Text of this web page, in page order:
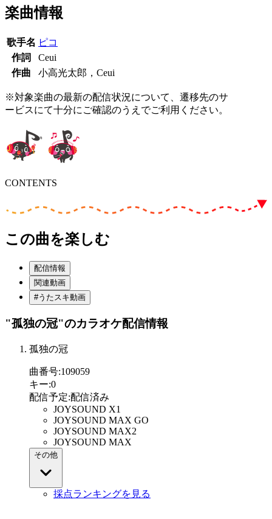
楽曲情報
歌手名 ピコ
作詞
Ceui
作曲
小高光太郎，Ceui
※対象楽曲の最新の配信状況について、遷移先のサ
ービスにて十分にご確認のうえでご利用ください。
CONTENTS
この曲を楽しむ
配信情報
関連動画
#うたスキ動画
"孤独の冠"のカラオケ配信情報
孤独の冠
曲番号:109059
キー:0
配信予定:配信済み
JOYSOUND X1
JOYSOUND MAX GO
JOYSOUND MAX2
JOYSOUND MAX
その他
採点ランキングを見る